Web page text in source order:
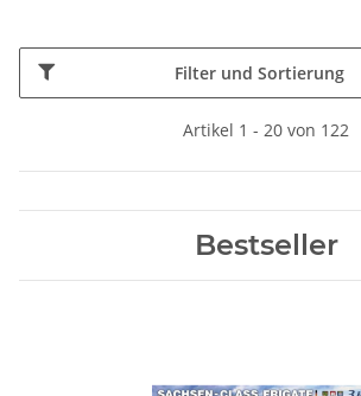
Filter und Sortierung
Artikel 1 - 20 von 122
Bestseller